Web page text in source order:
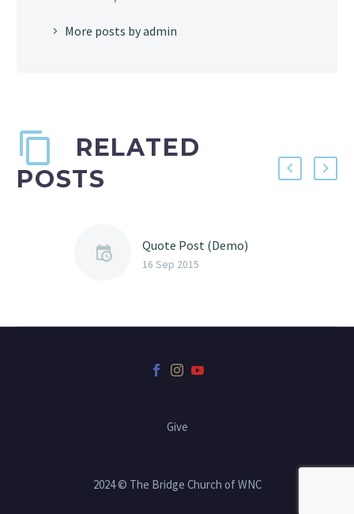
More posts by admin
RELATED
POSTS
Quote Post (Demo)
16 Sep 2015
Give
2024 © The Bridge Church of WNC